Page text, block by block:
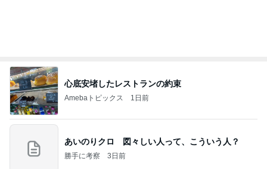
心底安堵したレストランの約束
Amebaトピックス 1日前
あいのりクロ 図々しい人って、こういう人？
勝手に考察 3日前